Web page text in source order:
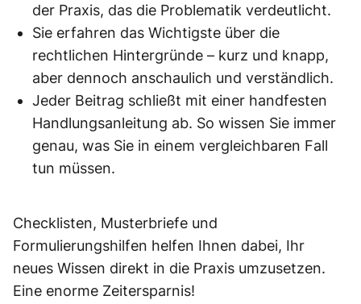
der Praxis, das die Problematik verdeutlicht.
Sie erfahren das Wichtigste über die
rechtlichen Hintergründe – kurz und knapp,
aber dennoch anschaulich und verständlich.
Jeder Beitrag schließt mit einer handfesten
Handlungsanleitung ab. So wissen Sie immer
genau, was Sie in einem vergleichbaren Fall
tun müssen.
Checklisten, Musterbriefe und
Formulierungshilfen helfen Ihnen dabei, Ihr
neues Wissen direkt in die Praxis umzusetzen.
Eine enorme Zeitersparnis!